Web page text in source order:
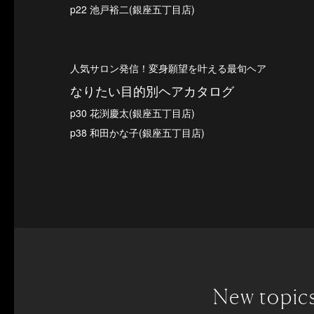
p22 池戸裕二(銀座五丁目店)
人気サロン発信！変身願望を叶える最旬ヘア
なりたい目的別ヘアカタログ
p30 花渕慶太(銀座五丁目店)
p38 和田かな子(銀座五丁目店)
New